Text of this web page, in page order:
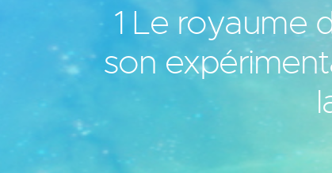
1 Le royaume
son